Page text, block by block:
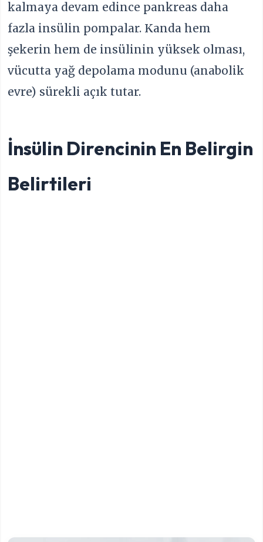
kalmaya devam edince pankreas daha
fazla insülin pompalar. Kanda hem
şekerin hem de insülinin yüksek olması,
vücutta yağ depolama modunu (anabolik
evre) sürekli açık tutar.
İnsülin Direncinin En Belirgin
Belirtileri